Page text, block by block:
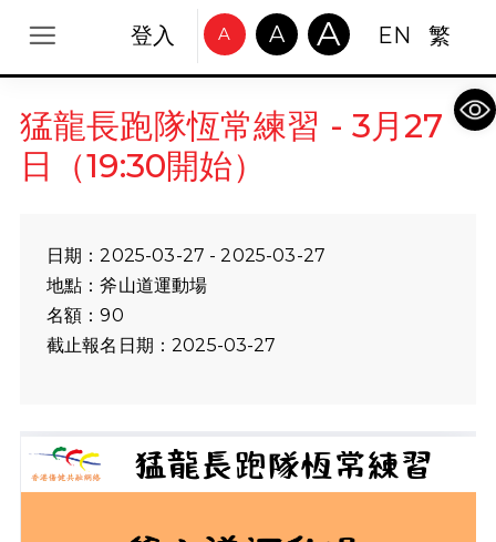
登入 A A A EN 繁
猛龍長跑隊恆常練習 - 3月27
日（19:30開始）
日期：2025-03-27 - 2025-03-27
地點：斧山道運動場
名額：90
截止報名日期：2025-03-27